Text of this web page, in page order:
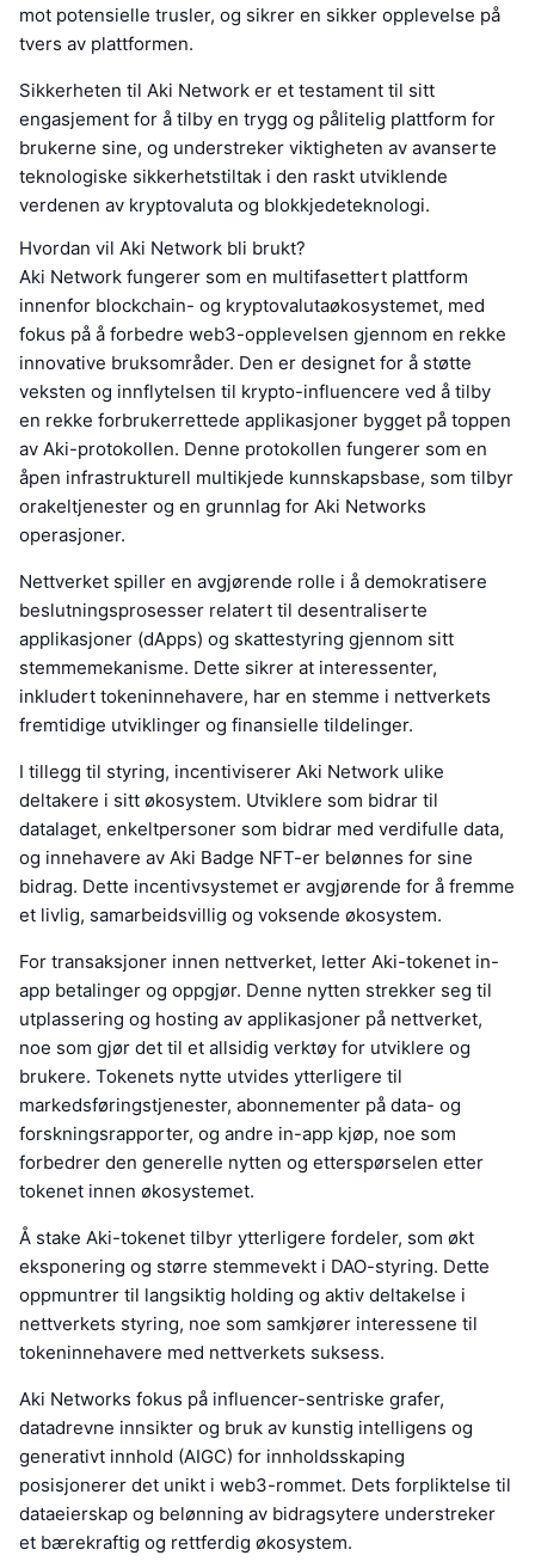
mot potensielle trusler, og sikrer en sikker opplevelse på
tvers av plattformen.
Sikkerheten til Aki Network er et testament til sitt
engasjement for å tilby en trygg og pålitelig plattform for
brukerne sine, og understreker viktigheten av avanserte
teknologiske sikkerhetstiltak i den raskt utviklende
verdenen av kryptovaluta og blokkjedeteknologi.
Hvordan vil Aki Network bli brukt?
Aki Network fungerer som en multifasettert plattform
innenfor blockchain- og kryptovalutaøkosystemet, med
fokus på å forbedre web3-opplevelsen gjennom en rekke
innovative bruksområder. Den er designet for å støtte
veksten og innflytelsen til krypto-influencere ved å tilby
en rekke forbrukerrettede applikasjoner bygget på toppen
av Aki-protokollen. Denne protokollen fungerer som en
åpen infrastrukturell multikjede kunnskapsbase, som tilbyr
orakeltjenester og en grunnlag for Aki Networks
operasjoner.
Nettverket spiller en avgjørende rolle i å demokratisere
beslutningsprosesser relatert til desentraliserte
applikasjoner (dApps) og skattestyring gjennom sitt
stemmemekanisme. Dette sikrer at interessenter,
inkludert tokeninnehavere, har en stemme i nettverkets
fremtidige utviklinger og finansielle tildelinger.
I tillegg til styring, incentiviserer Aki Network ulike
deltakere i sitt økosystem. Utviklere som bidrar til
datalaget, enkeltpersoner som bidrar med verdifulle data,
og innehavere av Aki Badge NFT-er belønnes for sine
bidrag. Dette incentivsystemet er avgjørende for å fremme
et livlig, samarbeidsvillig og voksende økosystem.
For transaksjoner innen nettverket, letter Aki-tokenet in-
app betalinger og oppgjør. Denne nytten strekker seg til
utplassering og hosting av applikasjoner på nettverket,
noe som gjør det til et allsidig verktøy for utviklere og
brukere. Tokenets nytte utvides ytterligere til
markedsføringstjenester, abonnementer på data- og
forskningsrapporter, og andre in-app kjøp, noe som
forbedrer den generelle nytten og etterspørselen etter
tokenet innen økosystemet.
Å stake Aki-tokenet tilbyr ytterligere fordeler, som økt
eksponering og større stemmevekt i DAO-styring. Dette
oppmuntrer til langsiktig holding og aktiv deltakelse i
nettverkets styring, noe som samkjører interessene til
tokeninnehavere med nettverkets suksess.
Aki Networks fokus på influencer-sentriske grafer,
datadrevne innsikter og bruk av kunstig intelligens og
generativt innhold (AIGC) for innholdsskaping
posisjonerer det unikt i web3-rommet. Dets forpliktelse til
dataeierskap og belønning av bidragsytere understreker
et bærekraftig og rettferdig økosystem.